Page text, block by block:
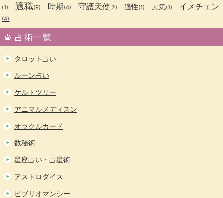
(1) 適職(9) 時期(4) 守護天使(2) 適性(1) 元気(1) イメチェン
(4)
占術一覧
タロット占い
ルーン占い
ケルトツリー
アニマルメディスン
オラクルカード
数秘術
星座占い・占星術
アストロダイス
ビブリオマンシー